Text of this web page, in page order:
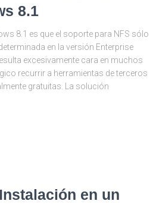
8.1
8.1 es que el soporte para NFS sólo
en la versión Enterprise
excesivamente cara en muchos
recurrir a herramientas de terceros
gratuitas. La solución
en un